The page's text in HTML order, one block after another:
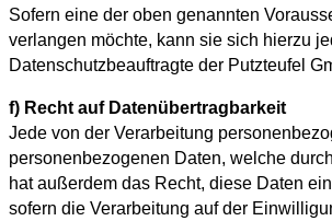
Sofern eine der oben genannten
verlangen möchte, kann sie sich hierzu
Datenschutzbeauftragte der Putzteufel
f) Recht auf Datenübertragbarkeit
Jede von der Verarbeitung
personenbezogenen Daten, welche
hat außerdem das Recht, diese Daten
sofern die Verarbeitung auf der